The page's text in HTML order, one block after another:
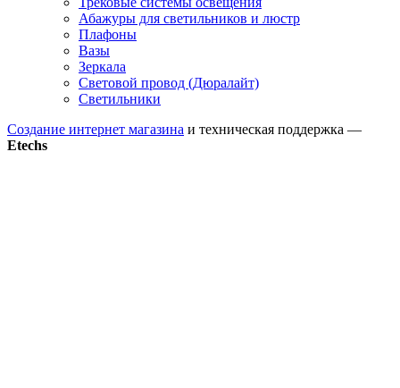
Абажуры для светильников и люстр
Плафоны
Вазы
Зеркала
Световой провод (Дюралайт)
Светильники
Создание интернет магазина и техническая поддержка —
Etechs